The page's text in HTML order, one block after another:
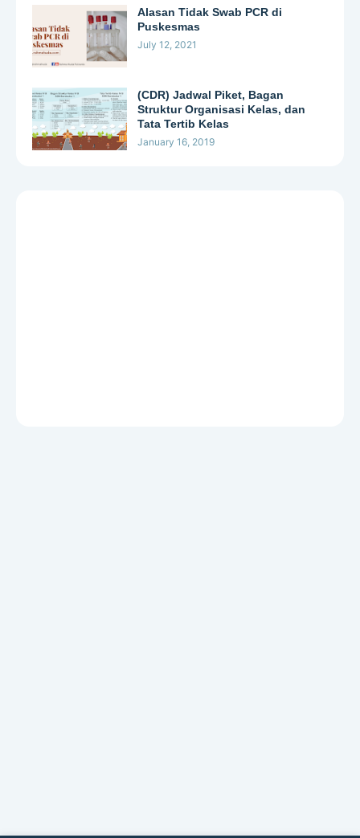
Alasan Tidak Swab PCR di
Puskesmas
July 12, 2021
(CDR) Jadwal Piket, Bagan
Struktur Organisasi Kelas, dan
Tata Tertib Kelas
January 16, 2019